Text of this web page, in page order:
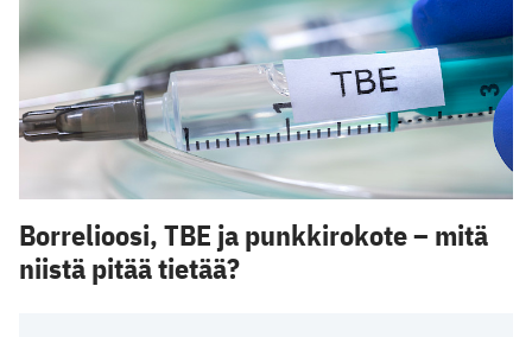
Borrelioosi, TBE ja punkkirokote – mitä
niistä pitää tietää?